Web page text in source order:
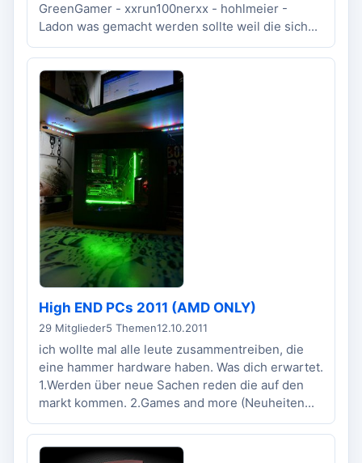
GreenGamer - xxrun100nerxx - hohlmeier -
Ladon was gemacht werden sollte weil die sich...
High END PCs 2011 (AMD ONLY)
29 Mitglieder5 Themen12.10.2011
ich wollte mal alle leute zusammentreiben, die
eine hammer hardware haben. Was dich erwartet.
1.Werden über neue Sachen reden die auf den
markt kommen. 2.Games and more (Neuheiten...